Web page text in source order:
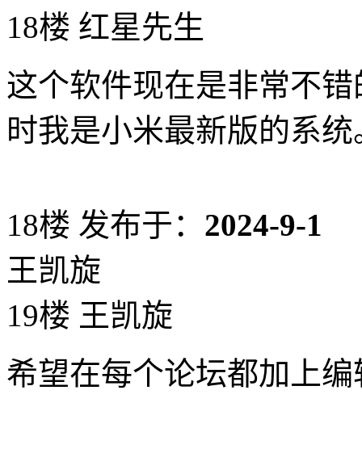
18楼 红星先生
这个软件现在是非常不
时我是小米最新版的系统
18楼 发布于： 2024-9-1
王凯旋
19楼 王凯旋
希望在每个论坛都加上